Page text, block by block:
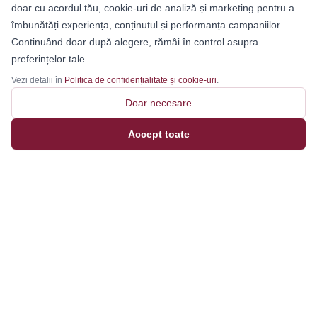
doar cu acordul tău, cookie-uri de analiză și marketing pentru a
îmbunătăți experiența, conținutul și performanța campaniilor.
Continuând doar după alegere, rămâi în control asupra
preferințelor tale.
Vezi detalii în Politica de confidențialitate și cookie-uri.
Doar necesare
Accept toate